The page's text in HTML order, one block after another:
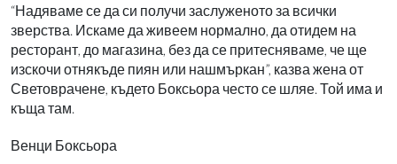
“Надяваме се да си получи заслуженото за всички
зверства. Искаме да живеем нормално, да отидем на
ресторант, до магазина, без да се притесняваме, че ще
изскочи отнякъде пиян или нашмъркан”, казва жена от
Световрачене, където Боксьора често се шляе. Той има и
къща там.
Венци Боксьора